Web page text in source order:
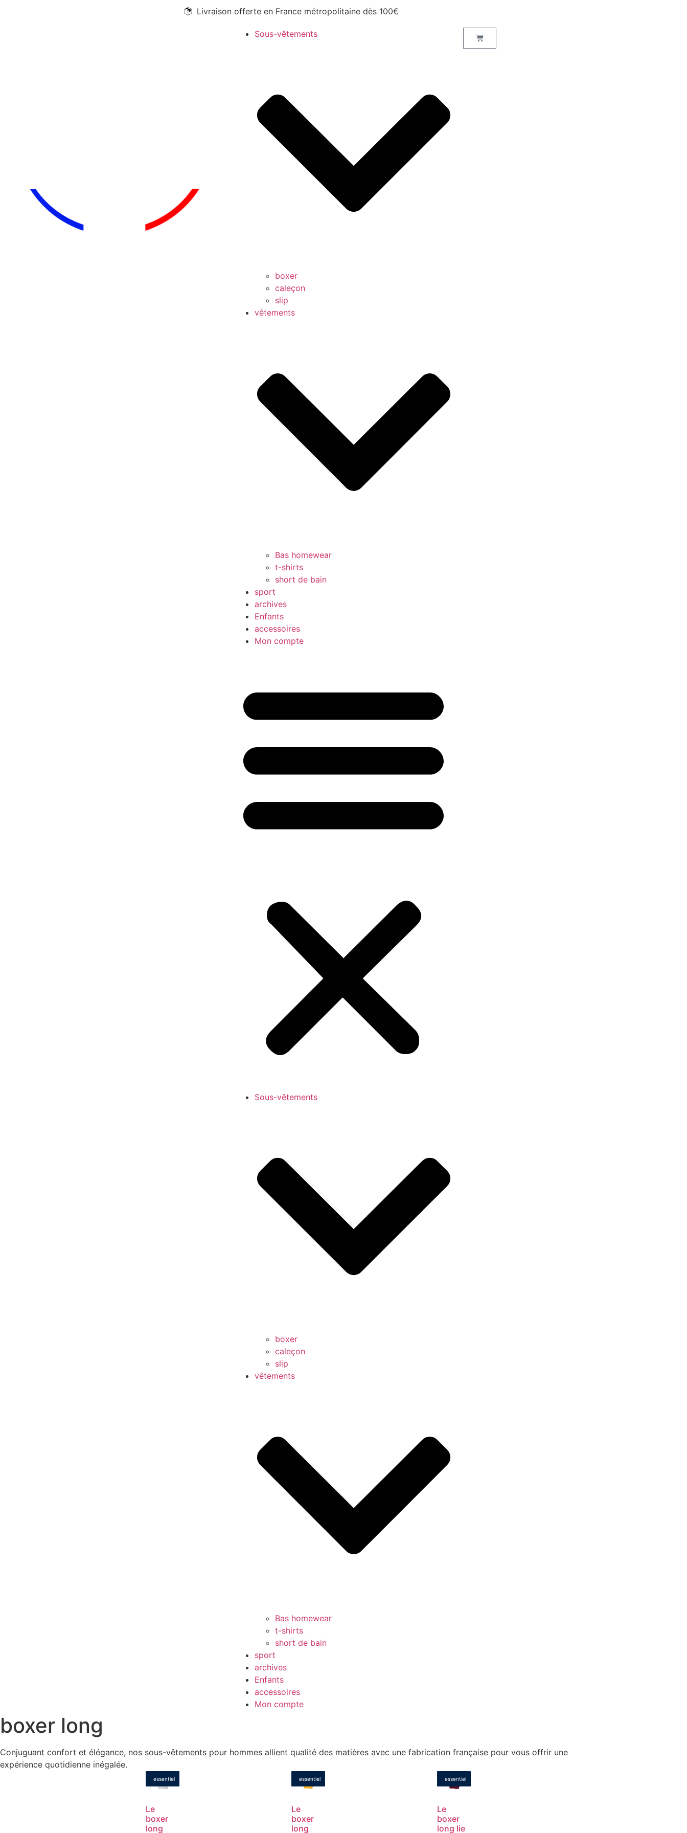
Livraison offerte en France métropolitaine dès 100€
Sous-vêtements
boxer
caleçon
slip
vêtements
Bas homewear
t-shirts
short de bain
sport
archives
Enfants
accessoires
Mon compte
Sous-vêtements
boxer
caleçon
slip
vêtements
Bas homewear
t-shirts
short de bain
sport
archives
Enfants
accessoires
Mon compte
boxer long
Conjuguant confort et élégance, nos sous-vêtements pour hommes allient qualité des matières avec une fabrication française pour vous offrir une
expérience quotidienne inégalée.
Le
boxer
long
essentiel
Le
boxer
long
essentiel
Le
boxer
long lie
essentiel